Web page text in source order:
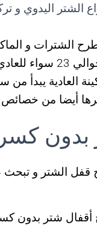
الشتر اليدوي و
الشترات و
سعر المتر
بدون كسر
الشتر و
شتر بدون